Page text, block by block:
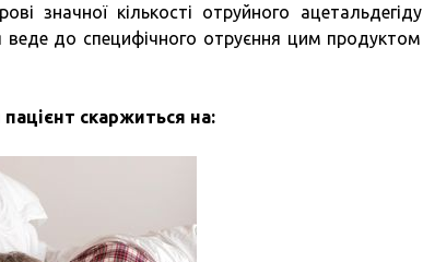
значної кількості отруйного ацетальдегіду
до специфічного отруєння цим продуктом
скаржиться на: